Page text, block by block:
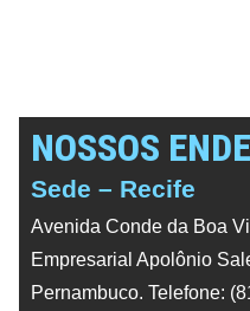
NOSSOS
Sede – Recife
Avenida Conde da Boa
Empresarial Apolônio
Pernambuco. Telefone: